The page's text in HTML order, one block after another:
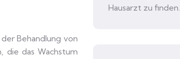
Behandlung von
die das Wachstum
Hausarzt zu finden.